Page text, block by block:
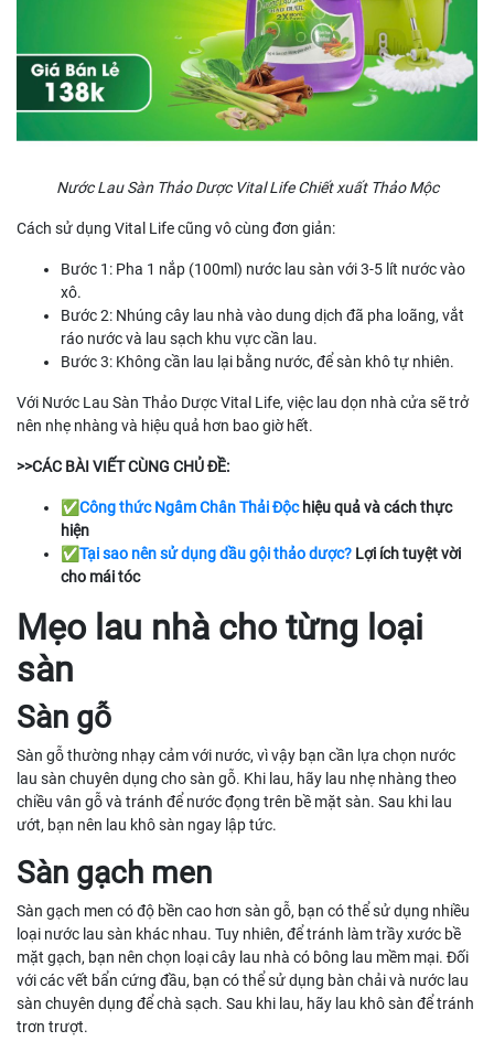
Nước Lau Sàn Thảo Dược Vital Life Chiết xuất Thảo Mộc
Cách sử dụng Vital Life cũng vô cùng đơn giản:
Bước 1: Pha 1 nắp (100ml) nước lau sàn với 3-5 lít nước vào
xô.
Bước 2: Nhúng cây lau nhà vào dung dịch đã pha loãng, vắt
ráo nước và lau sạch khu vực cần lau.
Bước 3: Không cần lau lại bằng nước, để sàn khô tự nhiên.
Với Nước Lau Sàn Thảo Dược Vital Life, việc lau dọn nhà cửa sẽ trở
nên nhẹ nhàng và hiệu quả hơn bao giờ hết.
>>CÁC BÀI VIẾT CÙNG CHỦ ĐỀ:
✅Công thức Ngâm Chân Thải Độchiệu quả và cách thực
hiện
✅Tại sao nên sử dụng dầu gội thảo dược? Lợi ích tuyệt vời
cho mái tóc
Mẹo lau nhà cho từng loại
sàn
Sàn gỗ
Sàn gỗ thường nhạy cảm với nước, vì vậy bạn cần lựa chọn nước
lau sàn chuyên dụng cho sàn gỗ. Khi lau, hãy lau nhẹ nhàng theo
chiều vân gỗ và tránh để nước đọng trên bề mặt sàn. Sau khi lau
ướt, bạn nên lau khô sàn ngay lập tức.
Sàn gạch men
Sàn gạch men có độ bền cao hơn sàn gỗ, bạn có thể sử dụng nhiều
loại nước lau sàn khác nhau. Tuy nhiên, để tránh làm trầy xước bề
mặt gạch, bạn nên chọn loại cây lau nhà có bông lau mềm mại. Đối
với các vết bẩn cứng đầu, bạn có thể sử dụng bàn chải và nước lau
sàn chuyên dụng để chà sạch. Sau khi lau, hãy lau khô sàn để tránh
trơn trượt.